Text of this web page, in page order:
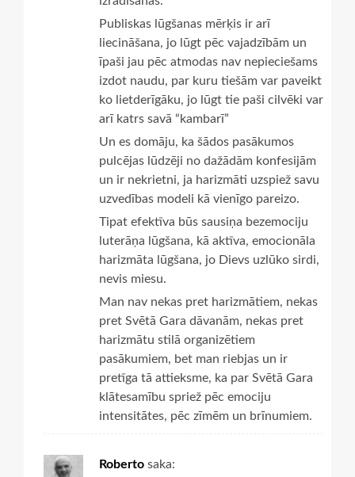
Publiskas lūgšanas mērķis ir arī
liecināšana, jo lūgt pēc vajadzībām un
īpaši jau pēc atmodas nav nepieciešams
izdot naudu, par kuru tiešām var paveikt
ko lietderīgāku, jo lūgt tie paši cilvēki var
arī katrs savā “kambarī”
Un es domāju, ka šādos pasākumos
pulcējas lūdzēji no dažādām konfesijām
un ir nekrietni, ja harizmāti uzspiež savu
uzvedības modeli kā vienīgo pareizo.
Tipat efektīva būs sausiņa bezemociju
luterāņa lūgšana, kā aktīva, emocionāla
harizmāta lūgšana, jo Dievs uzlūko sirdi,
nevis miesu.
Man nav nekas pret harizmātiem, nekas
pret Svētā Gara dāvanām, nekas pret
harizmātu stilā organizētiem
pasākumiem, bet man riebjas un ir
pretīga tā attieksme, ka par Svētā Gara
klātesamību spriež pēc emociju
intensitātes, pēc zīmēm un brīnumiem.
Roberto saka: